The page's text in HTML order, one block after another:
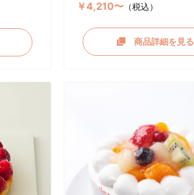
￥4,210〜（税込）
商品詳細を見る